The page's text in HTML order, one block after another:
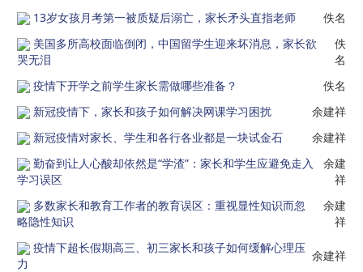
13岁女孩月考第一被质疑后溺亡，家长矛头直指老师
佚名
美国多所高校面临倒闭，中国留学生迎来坏消息，家长欲
哭无泪
佚
名
疫情下开学之前学生家长需做哪些准备？
佚名
新冠疫情下，家长和孩子如何解决网课学习困扰
余建祥
新冠疫情对家长、学生和各行各业都是一块试金石
余建祥
勤奋到让人心酸却依然是“学渣”：家长和学生应避免走入
学习误区
余建
祥
多数家长和教育工作者的教育误区：重视显性知识而忽
略隐性知识
余建
祥
疫情下超长假期高三、初三家长和孩子如何缓解心理压
力
余建祥